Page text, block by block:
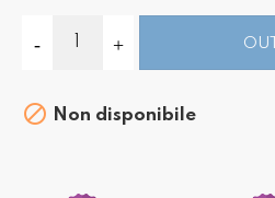
 Non disponibile